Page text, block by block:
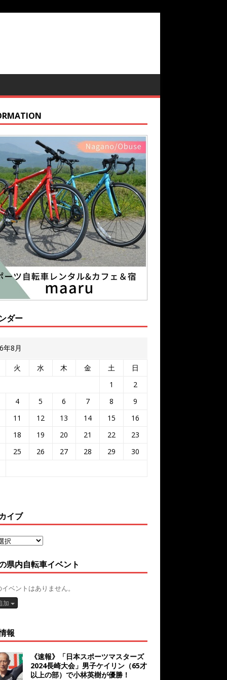
ダー
年8月
火 水 木 金 土
日
1
2
4
5 6 7 8
9
11
12 13 14 15
16
18
19 20 21 22
23
25
26 27 28 29 30
イブ
県内自転車イベント
ベントはありません。
加
報
《速報》「日本スポーツマスターズ
2024長崎大会」男子ケイリン（65才
以上の部）で小林英樹が優勝！